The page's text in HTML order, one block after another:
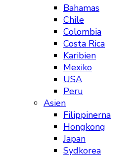
Bahamas
Chile
Colombia
Costa Rica
Karibien
Mexiko
USA
Peru
Asien
Filippinerna
Hongkong
Japan
Sydkorea